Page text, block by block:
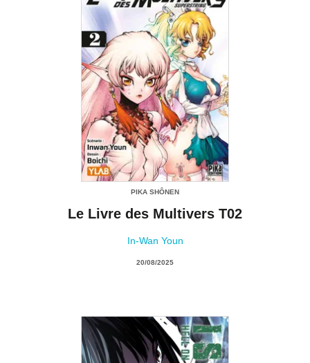
PIKA SHÔNEN
Le Livre des Multivers T02
In-Wan Youn
20/08/2025